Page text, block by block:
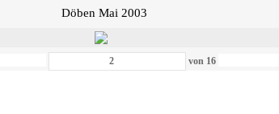
Döben Mai 2003
von 16